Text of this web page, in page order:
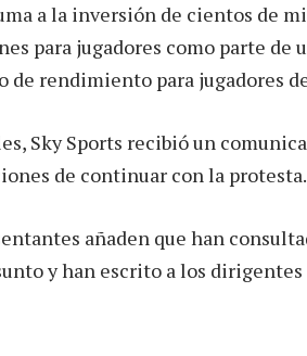
a la inversión de cientos de
para jugadores como parte de
de rendimiento para jugadores
Sky Sports recibió un
de continuar con la protesta.
añaden que han
y han escrito a los